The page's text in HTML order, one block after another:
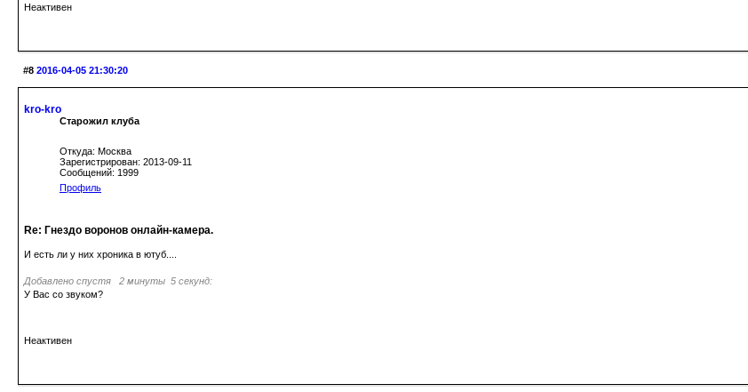
Неактивен
#8 2016-04-05 21:30:20
kro-kro
Старожил клуба
Откуда: Москва
Зарегистрирован: 2013-09-11
Сообщений: 1999
Профиль
Re: Гнездо воронов онлайн-камера.
И есть ли у них хроника в ютуб....
Добавлено спустя 2 минуты 5 секунд:
У Вас со звуком?
Неактивен